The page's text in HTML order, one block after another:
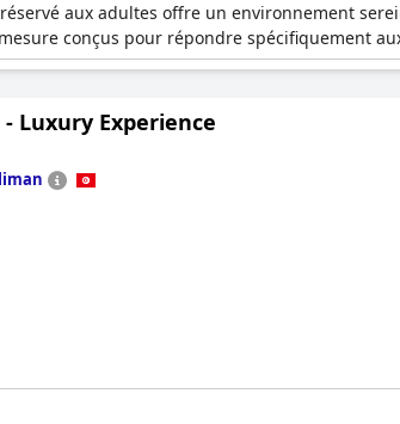
aux adultes offre un environnement
conçus pour répondre spécifiquement
Luxury Experience